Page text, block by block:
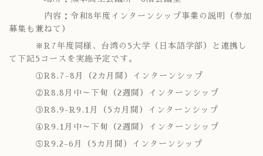
内容：令和8年度インターンシップ事業の説明（参加
募集も兼ねて）
※R7年度同様、台湾の5大学（日本語学部）と連携し
て下記5コースを実施予定です。
①R8.7-8月（2カ月間）インターンシップ
②R8.8月中～下旬（2週間）インターンシップ
③R8.9-R9.1月（5カ月間）インターンシップ
④R9.1月中～下旬（2週間）インターンシップ
⑤R9.2-6月（5カ月間）インターンシップ